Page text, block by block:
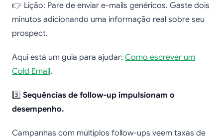
👉 Lição: Pare de enviar e-mails genéricos. Gaste dois
minutos adicionando uma informação real sobre seu
prospect.
Aqui está um guia para ajudar: Como escrever um
Cold Email.
3️⃣ Sequências de follow-up impulsionam o
desempenho.
Campanhas com múltiplos follow-ups veem taxas de